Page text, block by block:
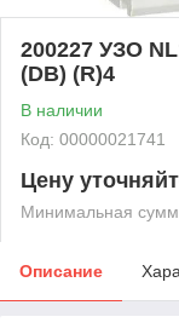
200227 УЗО
(DB) (R)4
В наличии
Код: 00000021741
Цену
Минимальная
Описание